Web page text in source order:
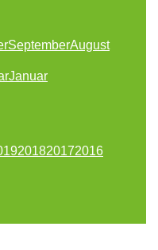
SeptemberAugust
Januar
201820172016